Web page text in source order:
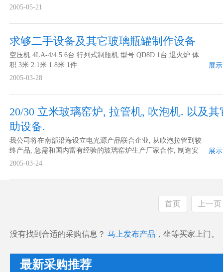
电联系！ 价格要求 市场价 采购数量 各10000平方 包装要求 完
2005-05-21
求够二手设备及其它玻璃瓶罐制作设备
空压机 4LA-4/4.5 6台 行列式制瓶机 型号 QD8D 1台 退火炉 体
积 3米 2.1米 1.8米 1件
展
2005-03-28
20/30 立米玻璃窑炉, 拉管机, 吹泡机. 以及其
助设备.
我公司将在南部沿海设立电光源产品联合企业, 从吹泡拉管到较
终产品, 急需和国内富有经验的玻璃窑炉生产厂家合作, 制造安
装20立米左右的窑炉, 配套拉管机, 吹泡机. 以及其它辅助设备.
展
2005-03-24
首页 上一页
没有找到合适的采购信息？ 马上发布产品 ，坐等买家上门。
最新采购推荐